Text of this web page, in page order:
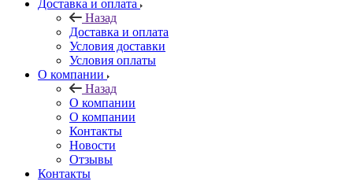
Доставка и оплата
Назад
Доставка и оплата
Условия доставки
Условия оплаты
О компании
Назад
О компании
О компании
Контакты
Новости
Отзывы
Контакты